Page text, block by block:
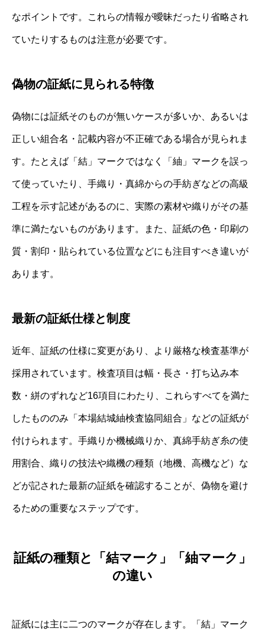
なポイントです。これらの情報が曖昧だったり省略され
ていたりするものは注意が必要です。
偽物の証紙に見られる特徴
偽物には証紙そのものが無いケースが多いか、あるいは
正しい組合名・記載内容が不正確である場合が見られま
す。たとえば「結」マークではなく「紬」マークを誤っ
て使っていたり、手織り・真綿からの手紡ぎなどの高級
工程を示す記述があるのに、実際の素材や織りがその基
準に満たないものがあります。また、証紙の色・印刷の
質・割印・貼られている位置などにも注目すべき違いが
あります。
最新の証紙仕様と制度
近年、証紙の仕様に変更があり、より厳格な検査基準が
採用されています。検査項目は幅・長さ・打ち込み本
数・絣のずれなど16項目にわたり、これらすべてを満た
したもののみ「本場結城紬検査協同組合」などの証紙が
付けられます。手織りか機械織りか、真綿手紡ぎ糸の使
用割合、織りの技法や織機の種類（地機、高機など）な
どが記された最新の証紙を確認することが、偽物を避け
るための重要なステップです。
証紙の種類と「結マーク」「紬マーク」
の違い
証紙には主に二つのマークが存在します。「結」マーク